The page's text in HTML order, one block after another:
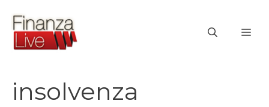
contenuto
insolvenza